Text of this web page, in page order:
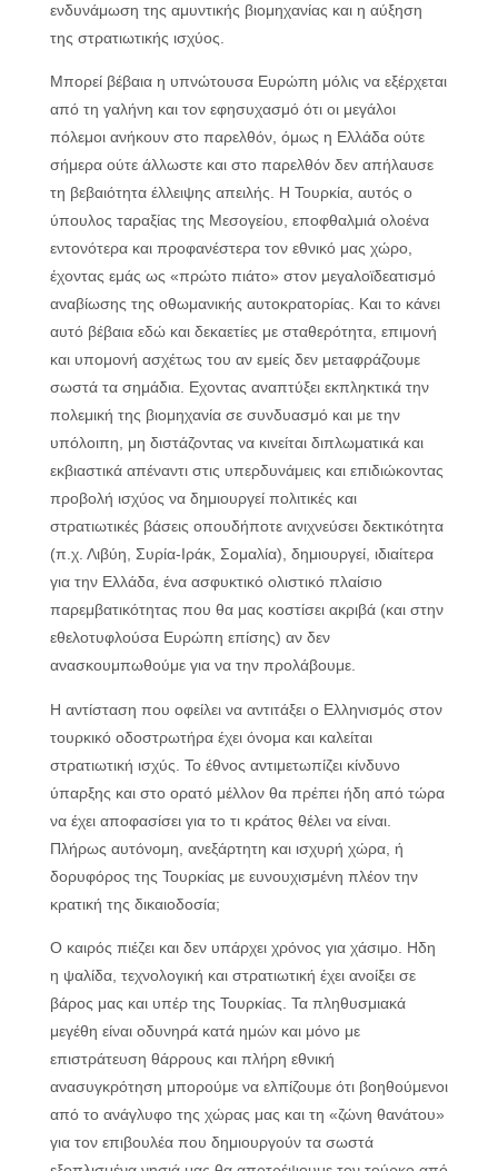
ενδυνάμωση της αμυντικής βιομηχανίας και η αύξηση
της στρατιωτικής ισχύος.
Μπορεί βέβαια η υπνώτουσα Ευρώπη μόλις να εξέρχεται
από τη γαλήνη και τον εφησυχασμό ότι οι μεγάλοι
πόλεμοι ανήκουν στο παρελθόν, όμως η Ελλάδα ούτε
σήμερα ούτε άλλωστε και στο παρελθόν δεν απήλαυσε
τη βεβαιότητα έλλειψης απειλής. Η Τουρκία, αυτός ο
ύπουλος ταραξίας της Μεσογείου, εποφθαλμιά ολοένα
εντονότερα και προφανέστερα τον εθνικό μας χώρο,
έχοντας εμάς ως «πρώτο πιάτο» στον μεγαλοϊδεατισμό
αναβίωσης της οθωμανικής αυτοκρατορίας. Και το κάνει
αυτό βέβαια εδώ και δεκαετίες με σταθερότητα, επιμονή
και υπομονή ασχέτως του αν εμείς δεν μεταφράζουμε
σωστά τα σημάδια. Εχοντας αναπτύξει εκπληκτικά την
πολεμική της βιομηχανία σε συνδυασμό και με την
υπόλοιπη, μη διστάζοντας να κινείται διπλωματικά και
εκβιαστικά απέναντι στις υπερδυνάμεις και επιδιώκοντας
προβολή ισχύος να δημιουργεί πολιτικές και
στρατιωτικές βάσεις οπουδήποτε ανιχνεύσει δεκτικότητα
(π.χ. Λιβύη, Συρία-Ιράκ, Σομαλία), δημιουργεί, ιδιαίτερα
για την Ελλάδα, ένα ασφυκτικό ολιστικό πλαίσιο
παρεμβατικότητας που θα μας κοστίσει ακριβά (και στην
εθελοτυφλούσα Ευρώπη επίσης) αν δεν
ανασκουμπωθούμε για να την προλάβουμε.
Η αντίσταση που οφείλει να αντιτάξει ο Ελληνισμός στον
τουρκικό οδοστρωτήρα έχει όνομα και καλείται
στρατιωτική ισχύς. Το έθνος αντιμετωπίζει κίνδυνο
ύπαρξης και στο ορατό μέλλον θα πρέπει ήδη από τώρα
να έχει αποφασίσει για το τι κράτος θέλει να είναι.
Πλήρως αυτόνομη, ανεξάρτητη και ισχυρή χώρα, ή
δορυφόρος της Τουρκίας με ευνουχισμένη πλέον την
κρατική της δικαιοδοσία;
Ο καιρός πιέζει και δεν υπάρχει χρόνος για χάσιμο. Ηδη
η ψαλίδα, τεχνολογική και στρατιωτική έχει ανοίξει σε
βάρος μας και υπέρ της Τουρκίας. Τα πληθυσμιακά
μεγέθη είναι οδυνηρά κατά ημών και μόνο με
επιστράτευση θάρρους και πλήρη εθνική
ανασυγκρότηση μπορούμε να ελπίζουμε ότι βοηθούμενοι
από το ανάγλυφο της χώρας μας και τη «ζώνη θανάτου»
για τον επιβουλέα που δημιουργούν τα σωστά